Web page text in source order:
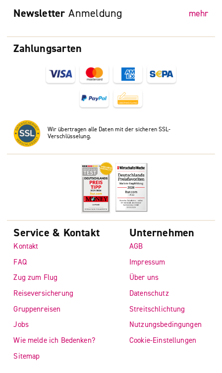
Zahlungsarten
Wir übertragen alle Daten mit der sicheren SSL-
Verschlüsselung.
Newsletter Anmeldung mehr
Service & Kontakt
Kontakt
FAQ
Zug zum Flug
Reiseversicherung
Gruppenreisen
Jobs
Wie melde ich Bedenken?
Sitemap
Unternehmen
AGB
Impressum
Über uns
Datenschutz
Streitschlichtung
Nutzungsbedingungen
Cookie-Einstellungen